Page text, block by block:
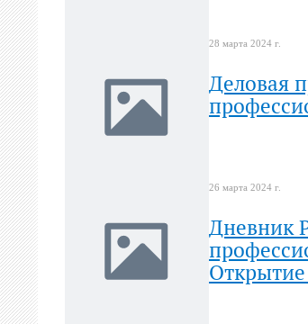
28 марта 2024 г.
Деловая
26 марта 2024 г.
Дневник